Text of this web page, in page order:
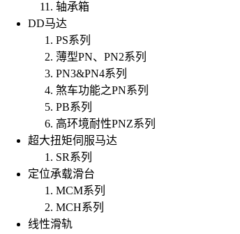
轴承箱
DD马达
PS系列
薄型PN、PN2系列
PN3&PN4系列
煞车功能之PN系列
PB系列
高环境耐性PNZ系列
超大扭矩伺服马达
SR系列
定位承载滑台
MCM系列
MCH系列
线性滑轨